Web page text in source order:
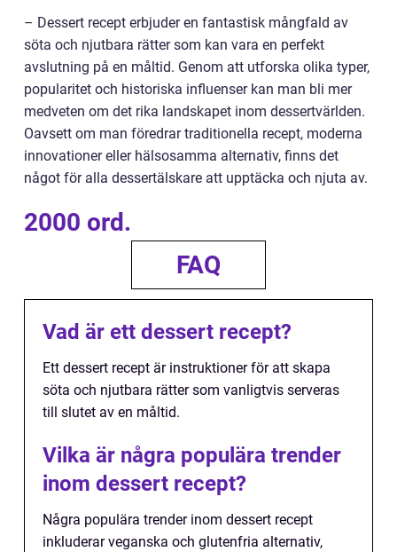
– Dessert recept erbjuder en fantastisk mångfald av
söta och njutbara rätter som kan vara en perfekt
avslutning på en måltid. Genom att utforska olika typer,
popularitet och historiska influenser kan man bli mer
medveten om det rika landskapet inom dessertvärlden.
Oavsett om man föredrar traditionella recept, moderna
innovationer eller hälsosamma alternativ, finns det
något för alla dessertälskare att upptäcka och njuta av.
2000 ord.
FAQ
Vad är ett dessert recept?
Ett dessert recept är instruktioner för att skapa
söta och njutbara rätter som vanligtvis serveras
till slutet av en måltid.
Vilka är några populära trender
inom dessert recept?
Några populära trender inom dessert recept
inkluderar veganska och glutenfria alternativ,